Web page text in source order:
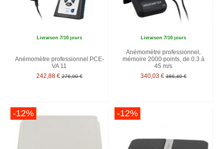
Livraison 7/10 jours
Anémomètre professionnel PCE-
VA 11
242,88 € 276,00 €
Livraison 7/10 jours
Anémomètre professionnel,
mémoire 2000 points, de 0.3 à
45 m/s
340,03 € 386,40 €
-12% -12%